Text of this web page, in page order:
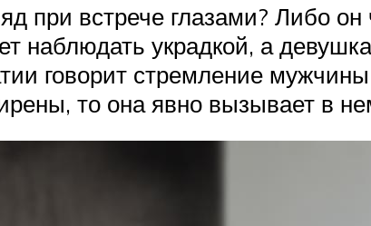
при встрече глазами? Либо
наблюдать украдкой, а
говорит стремление
то она явно вызывает в